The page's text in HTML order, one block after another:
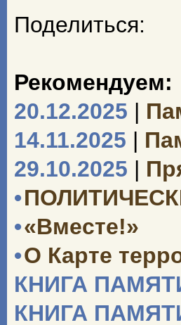
Поделиться:
Рекомендуем:
20.12.2025 |
14.11.2025 |
29.10.2025 |
•
•«Вместе!»
•О Карте
КНИГА
КНИГА